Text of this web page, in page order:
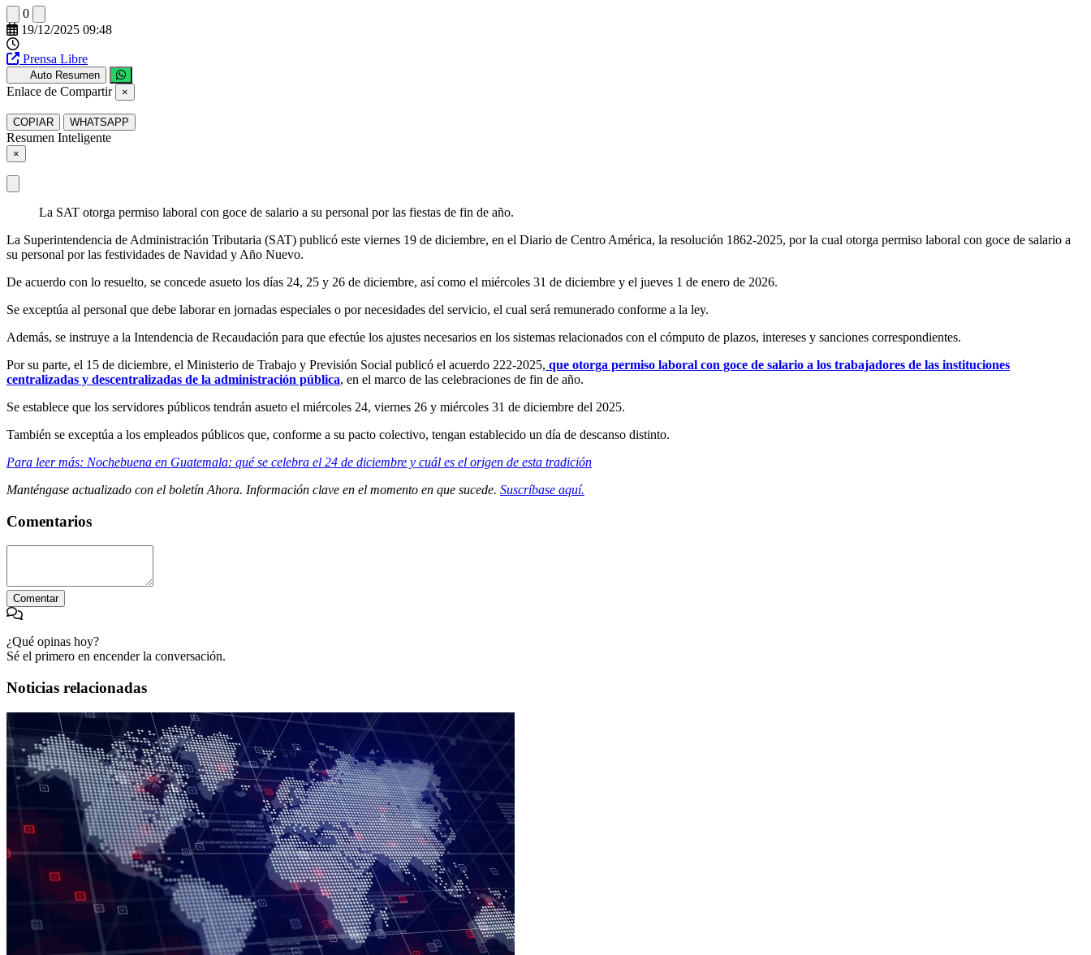
0
19/12/2025 09:48
Prensa Libre
Auto Resumen
Enlace de Compartir ×
COPIAR WHATSAPP
Resumen Inteligente
×
La SAT otorga permiso laboral con goce de salario a su personal por las fiestas de fin de año.
La Superintendencia de Administración Tributaria (SAT) publicó este viernes 19 de diciembre, en el Diario de Centro América, la resolución 1862-2025, por la cual otorga permiso laboral con goce de salario a
su personal por las festividades de Navidad y Año Nuevo.
De acuerdo con lo resuelto, se concede asueto los días 24, 25 y 26 de diciembre, así como el miércoles 31 de diciembre y el jueves 1 de enero de 2026.
Se exceptúa al personal que debe laborar en jornadas especiales o por necesidades del servicio, el cual será remunerado conforme a la ley.
Además, se instruye a la Intendencia de Recaudación para que efectúe los ajustes necesarios en los sistemas relacionados con el cómputo de plazos, intereses y sanciones correspondientes.
Por su parte, el 15 de diciembre, el Ministerio de Trabajo y Previsión Social publicó el acuerdo 222-2025, que otorga permiso laboral con goce de salario a los trabajadores de las instituciones
centralizadas y descentralizadas de la administración pública, en el marco de las celebraciones de fin de año.
Se establece que los servidores públicos tendrán asueto el miércoles 24, viernes 26 y miércoles 31 de diciembre del 2025.
También se exceptúa a los empleados públicos que, conforme a su pacto colectivo, tengan establecido un día de descanso distinto.
Para leer más: Nochebuena en Guatemala: qué se celebra el 24 de diciembre y cuál es el origen de esta tradición
Manténgase actualizado con el boletín Ahora. Información clave en el momento en que sucede. Suscríbase aquí.
Comentarios
Comentar
¿Qué opinas hoy?
Sé el primero en encender la conversación.
Noticias relacionadas